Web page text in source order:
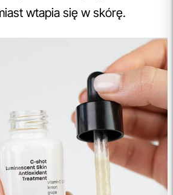
wtapia się w skórę.